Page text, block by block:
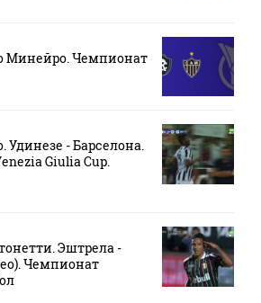
Минейро. Чемпионат
Удинезе - Барселона.
Giulia Cup.
Эштрела -
Чемпионат